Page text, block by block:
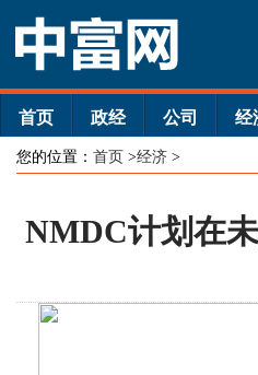
首页 政经 公司 经
您的位置： 首页 >经济 >
NMDC计划在